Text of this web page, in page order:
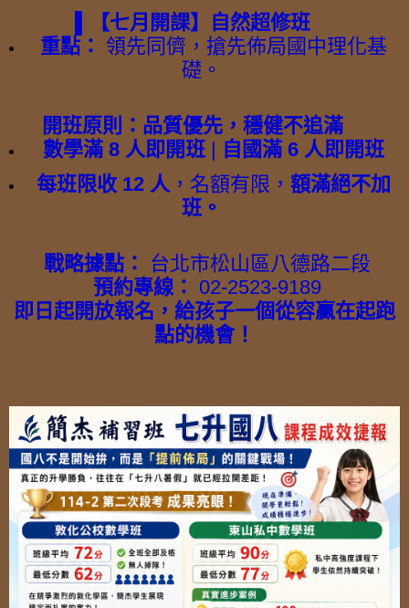
▌【七月開課】自然超修班
重點： 領先同儕，搶先佈局國中理化基
礎。
開班原則：品質優先，穩健不追滿
數學滿 8 人即開班 | 自國滿 6 人即開班
每班限收 12 人 ，名額有限， 額滿絕不加
班。
戰略據點：
台北市松山區八德路二段
預約專線： 02-2523-9189
即日起開放報名，給孩子一個從容贏在起跑
點的機會！